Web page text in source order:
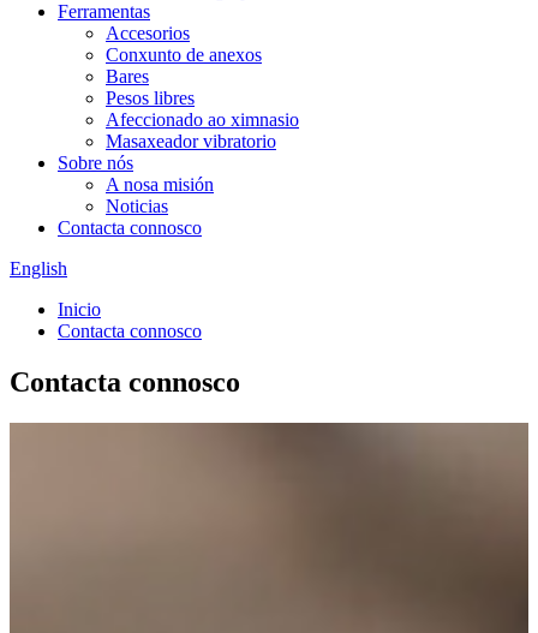
Ferramentas
Accesorios
Conxunto de anexos
Bares
Pesos libres
Afeccionado ao ximnasio
Masaxeador vibratorio
Sobre nós
A nosa misión
Noticias
Contacta connosco
English
Inicio
Contacta connosco
Contacta connosco